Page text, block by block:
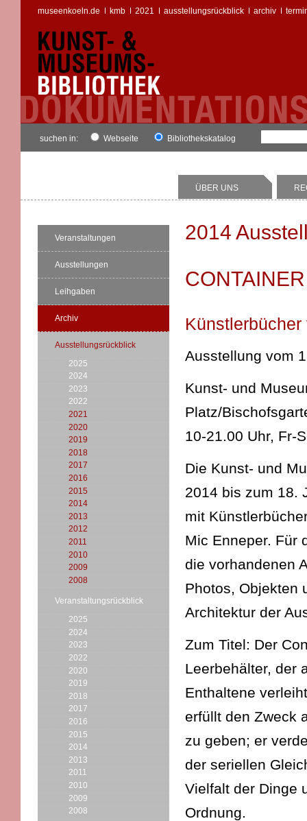
museenkoeln.de kmb 2021 ausstellungsrückblick archiv
suchen in: Webseite Bibliothekskatalog
ÜBER UNS
Veranstaltungen
Ausstellungen
Leihgaben
Archiv
Ausstellungsrückblick
2025
2024
2023
2022
2021
2020
2019
2018
2017
2016
2015
2014
2013
2012
2011
2010
2009
2008
Veranstaltungsrückblick
2025
2024
2023
2022
2020
2019
2018
2017
2016
2015
2014
2013
2011
2010
2009
2008
2014
Ausstellung vom
Kunst- und
Platz/
10-21.00 Uhr, Fr-
Die Kunst- und
2014 bis zum 18.
mit
Mic Enneper. Für
die vorhandenen
Photos, Objekten
Architektur der
Zum Titel: Der
Leerbehälter, der
Enthaltene
erfüllt den Zweck
zu geben; er
der seriellen
Vielfalt der Dinge
Ordnung.